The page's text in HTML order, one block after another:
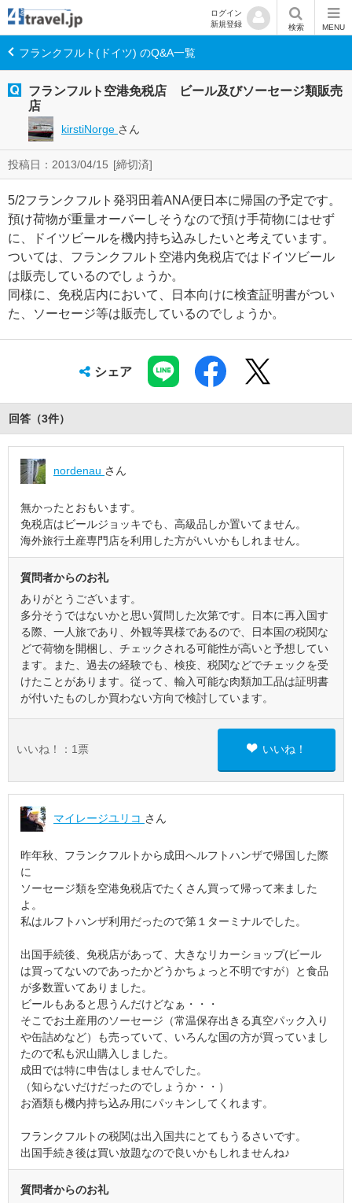
ログイン
新規登録
検索 MENU
フランクフルト(ドイツ) のQ&A一覧
フランフルト空港免税店 ビール及びソーセージ類販売
店
kirstiNorge さん
投稿日：2013/04/15 [締切済]
5/2フランクフルト発羽田着ANA便日本に帰国の予定です。
預け荷物が重量オーバーしそうなので預け手荷物にはせず
に、ドイツビールを機内持ち込みしたいと考えています。
ついては、フランクフルト空港内免税店ではドイツビール
は販売しているのでしょうか。
同様に、免税店内において、日本向けに検査証明書がつい
た、ソーセージ等は販売しているのでしょうか。
シェア
回答（3件）
nordenau さん
無かったとおもいます。
免税店はビールジョッキでも、高級品しか置いてません。
海外旅行土産専門店を利用した方がいいかもしれません。
質問者からのお礼
ありがとうございます。
多分そうではないかと思い質問した次第です。日本に再入国す
る際、一人旅であり、外観等異様であるので、日本国の税関な
どで荷物を開梱し、チェックされる可能性が高いと予想してい
ます。また、過去の経験でも、検疫、税関などでチェックを受
けたことがあります。従って、輸入可能な肉類加工品は証明書
が付いたものしか買わない方向で検討しています。
いいね！： 1 票 いいね！
マイレージユリコ さん
昨年秋、フランクフルトから成田へルフトハンザで帰国した際
に
ソーセージ類を空港免税店でたくさん買って帰って来ました
よ。
私はルフトハンザ利用だったので第１ターミナルでした。
出国手続後、免税店があって、大きなリカーショップ(ビール
は買ってないのであったかどうかちょっと不明ですが）と食品
が多数置いてありました。
ビールもあると思うんだけどなぁ・・・
そこでお土産用のソーセージ（常温保存出きる真空パック入り
や缶詰めなど）も売っていて、いろんな国の方が買っていまし
たので私も沢山購入しました。
成田では特に申告はしませんでした。
（知らないだけだったのでしょうか・・）
お酒類も機内持ち込み用にパッキンしてくれます。
フランクフルトの税関は出入国共にとてもうるさいです。
出国手続き後は買い放題なので良いかもしれませんね♪
質問者からのお礼